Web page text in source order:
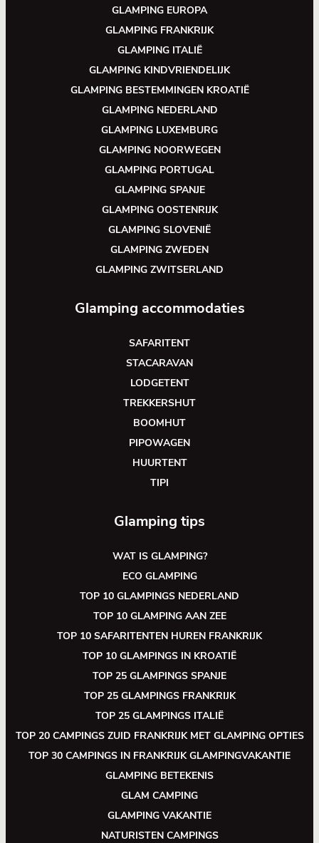
GLAMPING EUROPA
GLAMPING FRANKRIJK
GLAMPING ITALIË
GLAMPING KINDVRIENDELIJK
GLAMPING BESTEMMINGEN KROATIË
GLAMPING NEDERLAND
GLAMPING LUXEMBURG
GLAMPING NOORWEGEN
GLAMPING PORTUGAL
GLAMPING SPANJE
GLAMPING OOSTENRIJK
GLAMPING SLOVENIË
GLAMPING ZWEDEN
GLAMPING ZWITSERLAND
Glamping accommodaties
SAFARITENT
STACARAVAN
LODGETENT
TREKKERSHUT
BOOMHUT
PIPOWAGEN
HUURTENT
TIPI
Glamping tips
WAT IS GLAMPING?
ECO GLAMPING
TOP 10 GLAMPINGS NEDERLAND
TOP 10 GLAMPING AAN ZEE
TOP 10 SAFARITENTEN HUREN FRANKRIJK
TOP 10 GLAMPINGS IN KROATIË
TOP 25 GLAMPINGS SPANJE
TOP 25 GLAMPINGS FRANKRIJK
TOP 25 GLAMPINGS ITALIË
TOP 20 CAMPINGS ZUID FRANKRIJK MET GLAMPING OPTIES
TOP 30 CAMPINGS IN FRANKRIJK GLAMPINGVAKANTIE
GLAMPING BETEKENIS
GLAM CAMPING
GLAMPING VAKANTIE
NATURISTEN CAMPINGS